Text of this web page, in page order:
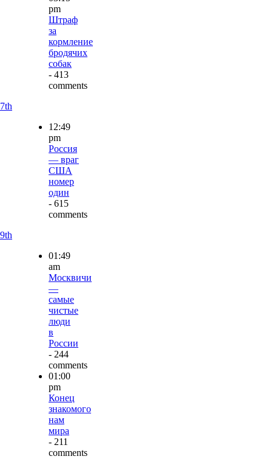
pm
Штраф
за
кормление
бродячих
собак
- 413
comments
7th
12:49
pm
Россия
— враг
США
номер
один
- 615
comments
9th
01:49
am
Москвичи
—
самые
чистые
люди
в
России
- 244
comments
01:00
pm
Конец
знакомого
нам
мира
- 211
comments